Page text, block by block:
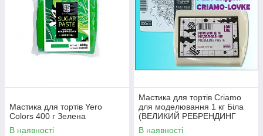
Мастика для тортів Yero
Colors 400 г Зелена
В наявності
Мастика для тортів Criamo
для моделювання 1 кг Біла
(ВЕЛИКИЙ РЕБРЕНДИНГ
CRIAMO-LOVKE)
В наявності